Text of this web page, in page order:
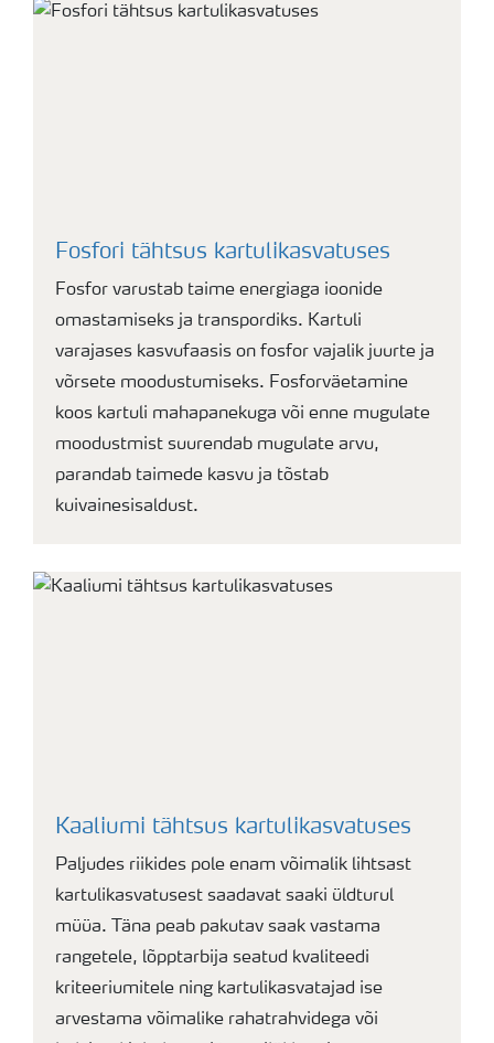
Fosfori tähtsus kartulikasvatuses
Fosfor varustab taime energiaga ioonide
omastamiseks ja transpordiks. Kartuli
varajases kasvufaasis on fosfor vajalik juurte ja
võrsete moodustumiseks. Fosforväetamine
koos kartuli mahapanekuga või enne mugulate
moodustmist suurendab mugulate arvu,
parandab taimede kasvu ja tõstab
kuivainesisaldust.
Kaaliumi tähtsus kartulikasvatuses
Paljudes riikides pole enam võimalik lihtsast
kartulikasvatusest saadavat saaki üldturul
müüa. Täna peab pakutav saak vastama
rangetele, lõpptarbija seatud kvaliteedi
kriteeriumitele ning kartulikasvatajad ise
arvestama võimalike rahatrahvidega või